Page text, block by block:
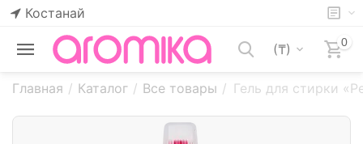
Костанай
(₸) 0
Главная / Каталог / Все товары / Гель для стирки